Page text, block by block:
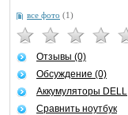
все фото (1)
Отзывы (0)
Обсуждение (0)
Аккумуляторы DELL
Сравнить ноутбук